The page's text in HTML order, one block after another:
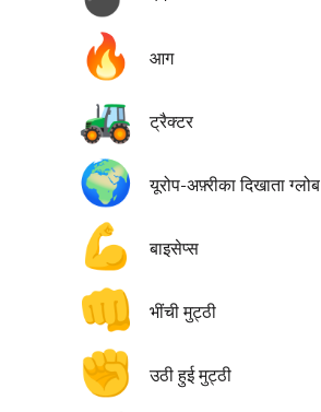
🔥 आग
🚜 ट्रैक्टर
🌍 यूरोप-अफ़्रीका दिखाता ग्लोब
💪 बाइसेप्स
👊 भींची मुट्ठी
✊ उठी हुई मुट्ठी